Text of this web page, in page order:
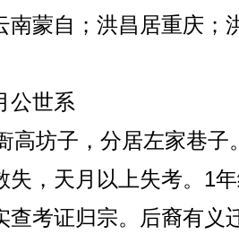
南蒙自；洪昌居重庆；
世系
坊子，分居左家巷子
失，天月以上失考。1
查考证归宗。后裔有义